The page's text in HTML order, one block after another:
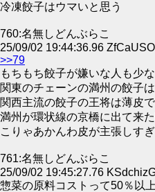
冷凍餃子はウマいと思う
760:名無しどんぶらこ
25/09/02 19:44:36.96
>>79
もちもち餃子が嫌いな人も少
関東のチェーンの満州の餃子
関西主流の餃子の王将は薄皮
満州が環状線の京橋に出て来
こりゃあかんわ皮が主張しす
761:名無しどんぶらこ
25/09/02 19:45:27.76
惣菜の原料コストって50％以